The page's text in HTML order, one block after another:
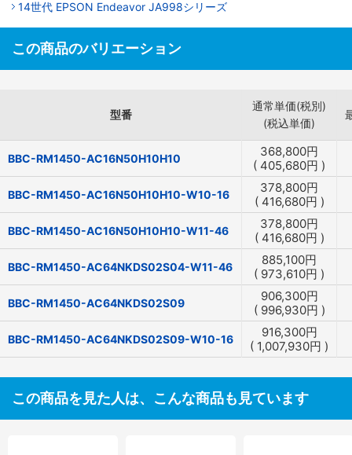
14世代 EPSON Endeavor JA998シリーズ
この商品のバリエーション
型番
通常単価(税別)
(税込単価)
BBC-RM1450-AC16N50H10H10 368,800円
( 405,680円 )
BBC-RM1450-AC16N50H10H10-W10-16 378,800円
( 416,680円 )
BBC-RM1450-AC16N50H10H10-W11-46 378,800円
( 416,680円 )
BBC-RM1450-AC64NKDS02S04-W11-46 885,100円
( 973,610円 )
BBC-RM1450-AC64NKDS02S09 906,300円
( 996,930円 )
BBC-RM1450-AC64NKDS02S09-W10-16 916,300円
( 1,007,930円 )
この商品を見た人は、こんな商品も見ています